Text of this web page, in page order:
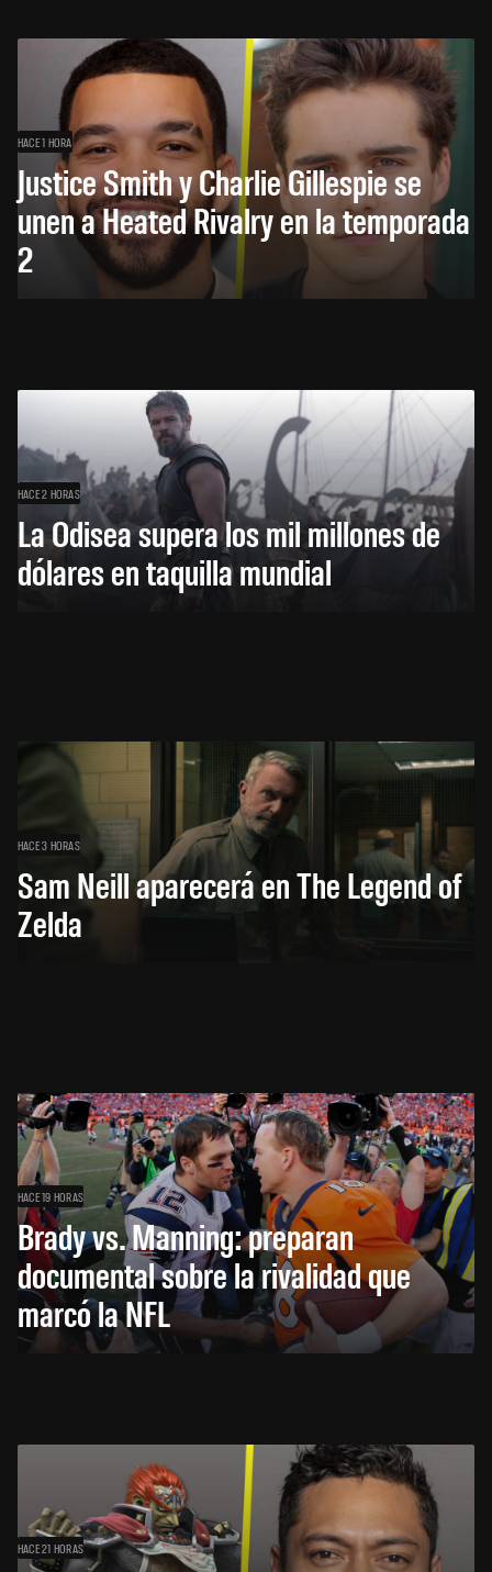
HACE 1 HORA
Justice Smith y Charlie Gillespie se
unen a Heated Rivalry en la temporada
2
HACE 2 HORAS
La Odisea supera los mil millones de
dólares en taquilla mundial
HACE 3 HORAS
Sam Neill aparecerá en The Legend of
Zelda
HACE 19 HORAS
Brady vs. Manning: preparan
documental sobre la rivalidad que
marcó la NFL
HACE 21 HORAS